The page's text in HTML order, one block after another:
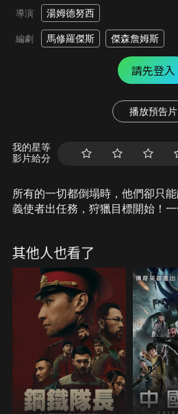
導演 湯姆德努西
編劇 馬修羅傑斯 傑森詹姆斯
請先登入
播放預告片
我的星等
影片給分
所有的一切都倒塌時，他們卻只
義使者出任務，狩獵目標開始！
隨著調查的深入，發現該集團涉及
路，迫使主角在組織命令與個人
其他人也看了